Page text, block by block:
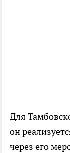
Для
он
через его